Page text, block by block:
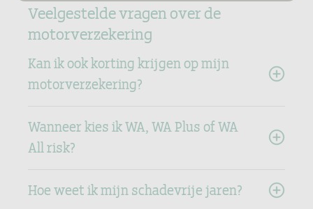
Veelgestelde vragen over de
motorverzekering
Kan ik ook korting krijgen op mijn
motorverzekering?
Wanneer kies ik WA, WA Plus of WA
All risk?
Hoe weet ik mijn schadevrije jaren?